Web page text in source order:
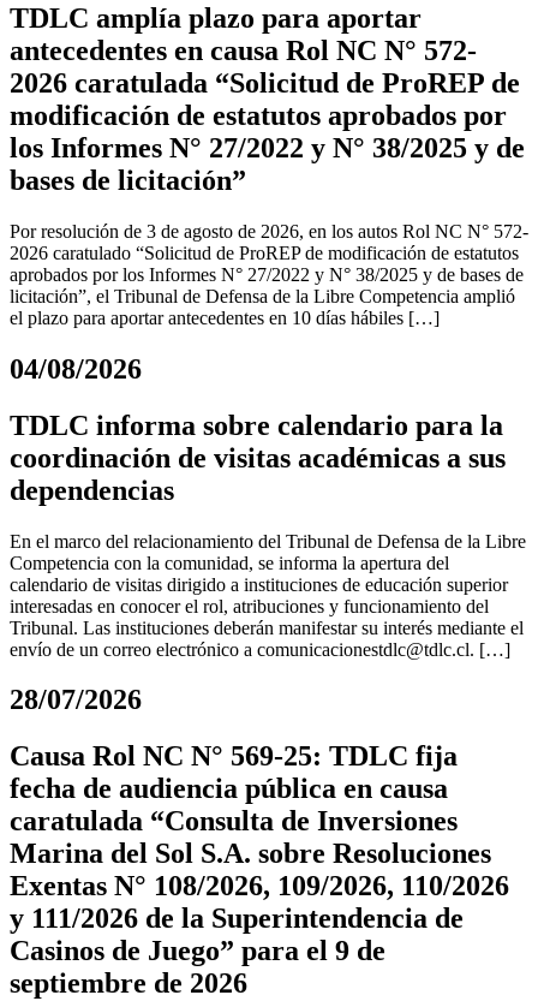
TDLC amplía plazo para aportar
antecedentes en causa Rol NC N° 572-
2026 caratulada “Solicitud de ProREP de
modificación de estatutos aprobados por
los Informes N° 27/2022 y N° 38/2025 y de
bases de licitación”
Por resolución de 3 de agosto de 2026, en los autos Rol NC N° 572-
2026 caratulado “Solicitud de ProREP de modificación de estatutos
aprobados por los Informes N° 27/2022 y N° 38/2025 y de bases de
licitación”, el Tribunal de Defensa de la Libre Competencia amplió
el plazo para aportar antecedentes en 10 días hábiles […]
04/08/2026
TDLC informa sobre calendario para la
coordinación de visitas académicas a sus
dependencias
En el marco del relacionamiento del Tribunal de Defensa de la Libre
Competencia con la comunidad, se informa la apertura del
calendario de visitas dirigido a instituciones de educación superior
interesadas en conocer el rol, atribuciones y funcionamiento del
Tribunal. Las instituciones deberán manifestar su interés mediante el
envío de un correo electrónico a comunicacionestdlc@tdlc.cl. […]
28/07/2026
Causa Rol NC N° 569-25: TDLC fija
fecha de audiencia pública en causa
caratulada “Consulta de Inversiones
Marina del Sol S.A. sobre Resoluciones
Exentas N° 108/2026, 109/2026, 110/2026
y 111/2026 de la Superintendencia de
Casinos de Juego” para el 9 de
septiembre de 2026